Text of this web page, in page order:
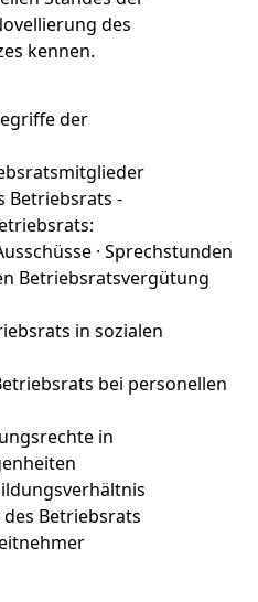
des
kennen.
der
Betriebsrats -
· Sprechstunden
Betriebsratsvergütung
in sozialen
bei personellen
in
Betriebsrats